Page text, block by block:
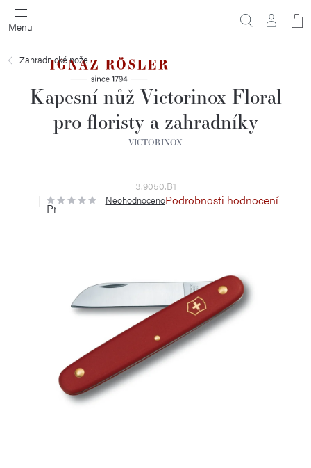
Přejít
na
obsah
Zahradnické nože
Kapesní nůž Victorinox Floral
pro floristy a zahradníky
VICTORINOX
3.9050.B1
Průměrné
hodnocení
NeohodnocenoPodrobnosti hodnocení